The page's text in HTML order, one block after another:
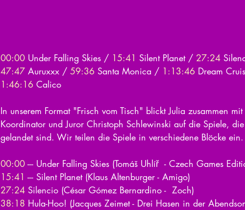
00:00 ​ Under Falling Skies / 15:41 ​ Silent Planet / 27:24
47:47 ​ Auruxxx / 59:36 ​ Santa Monica / 1:13:46 Dream
1:46:16 ​ Calico
In unserem Format "Frisch vom Tisch" blickt Julia zusammen
Koordinator und Juror Christoph Schlewinski auf die Spiele,
gelandet sind. Wir teilen die Spiele in verschiedene Blöcke
00:00 --- Under Falling Skies (Tomáš Uhlíř  - Czech Games
15:41 ​ --- Silent Planet (Klaus Altenburger - Amigo)
27:24 ​ Silencio (César Gómez Bernardino -  Zoch)
38:18 Hula-Hoo! (Jacques Zeimet - Drei Hasen in der